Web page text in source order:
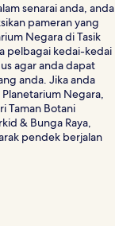
senarai anda, anda
pameran yang
Negara di Tasik
pelbagai kedai-kedai
agar anda dapat
anda. Jika anda
Negara,
Taman Botani
& Bunga Raya,
pendek berjalan